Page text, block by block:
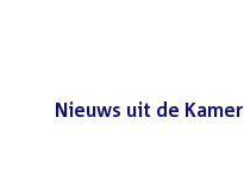
Nieuws uit de Kamer